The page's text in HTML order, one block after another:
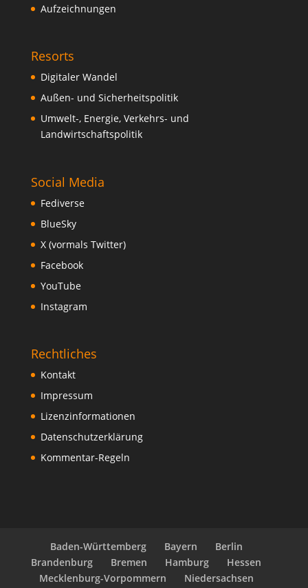
Aufzeichnungen
Resorts
Digitaler Wandel
Außen- und Sicherheitspolitik
Umwelt-, Energie, Verkehrs- und
Landwirtschaftspolitik
Social Media
Fediverse
BlueSky
X (vormals Twitter)
Facebook
YouTube
Instagram
Rechtliches
Kontakt
Impressum
Lizenzinformationen
Datenschutzerklärung
Kommentar-Regeln
Baden-Württemberg Bayern
Berlin
Brandenburg
Bremen Hamburg
Hessen
Mecklenburg-Vorpommern
Niedersachsen